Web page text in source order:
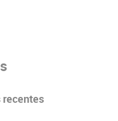
recentes